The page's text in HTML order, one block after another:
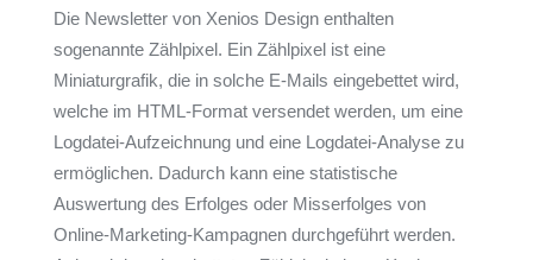
Die Newsletter von Xenios Design enthalten
sogenannte Zählpixel. Ein Zählpixel ist eine
Miniaturgrafik, die in solche E-Mails eingebettet wird,
welche im HTML-Format versendet werden, um eine
Logdatei-Aufzeichnung und eine Logdatei-Analyse zu
ermöglichen. Dadurch kann eine statistische
Auswertung des Erfolges oder Misserfolges von
Online-Marketing-Kampagnen durchgeführt werden.